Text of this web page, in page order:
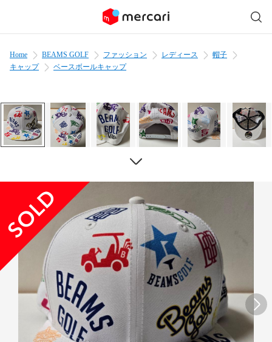
Home BEAMS GOLF ファッション レディース
帽子
キャップ
ベースボールキャップ